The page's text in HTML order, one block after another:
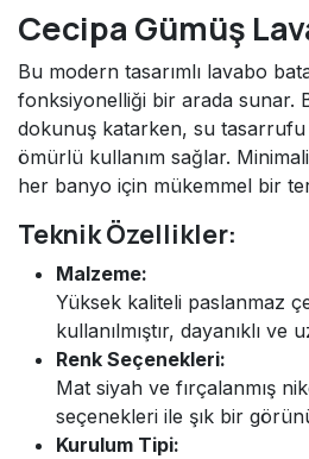
Cecipa Gümüş
Bu modern tasarımlı lavabo
fonksiyonelliği bir arada sunar.
dokunuş katarken, su
ömürlü kullanım sağlar.
her banyo için mükemmel bir
Teknik Özellikler:
Malzeme:
Yüksek kaliteli paslanmaz
kullanılmıştır, dayanıklı
Renk Seçenekleri:
Mat siyah ve fırçalanmış
seçenekleri ile şık bir
Kurulum Tipi: